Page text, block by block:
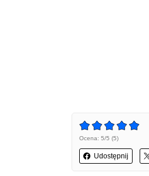
Ocena: 5/5 (5)
Udostępnij